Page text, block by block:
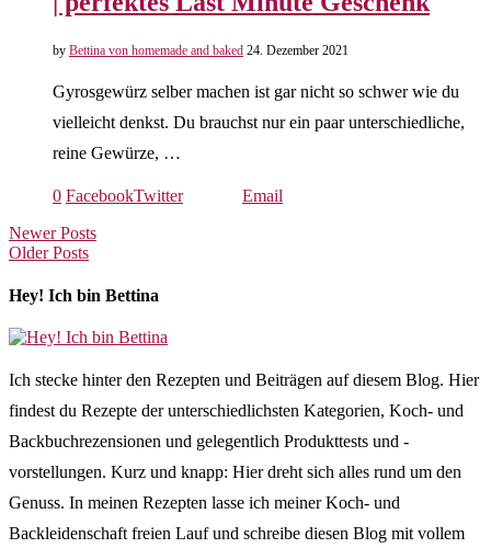
by Bettina von homemade and baked 24. Dezember 2021
Gyrosgewürz selber machen ist gar nicht so schwer wie du
vielleicht denkst. Du brauchst nur ein paar unterschiedliche,
reine Gewürze, …
0 FacebookTwitter
Email
Newer Posts
Older Posts
Hey! Ich bin Bettina
Ich stecke hinter den Rezepten und Beiträgen auf diesem Blog. Hier
findest du Rezepte der unterschiedlichsten Kategorien, Koch- und
Backbuchrezensionen und gelegentlich Produkttests und -
vorstellungen. Kurz und knapp: Hier dreht sich alles rund um den
Genuss. In meinen Rezepten lasse ich meiner Koch- und
Backleidenschaft freien Lauf und schreibe diesen Blog mit vollem